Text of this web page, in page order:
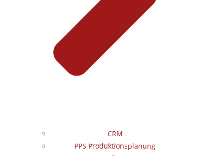
CRM
PPS Produktionsplanung